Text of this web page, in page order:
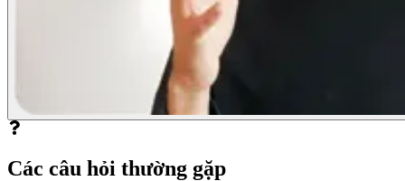
Các câu hỏi thường gặp